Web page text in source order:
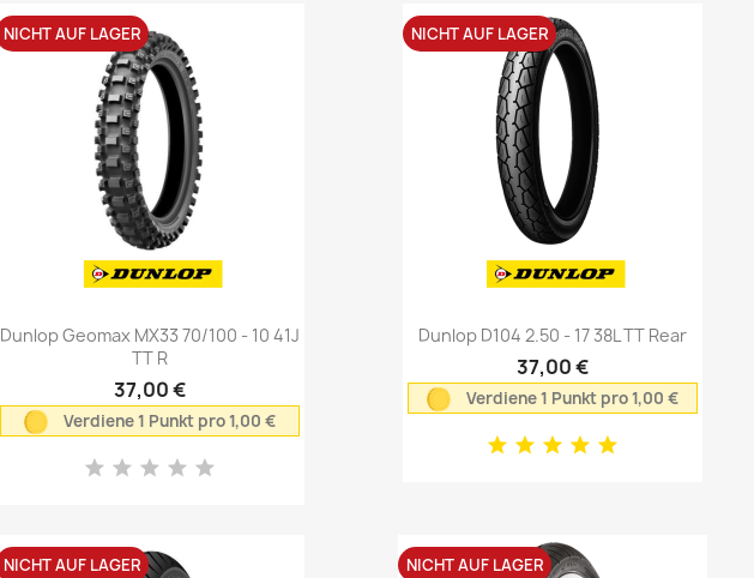
Vorschau
Dunlop Geomax MX33 70/100 - 10 41J
TT R
37,00 €
Verdiene 1 Punkt pro 1,00 €
NICHT AUF LAGER
 Vorschau
Dunlop D104 2.50 - 17 38L TT Rear
37,00 €
Verdiene 1 Punkt pro 1,00 €
NICHT AUF LAGER
NICHT AUF LAGER NICHT AUF LAGER